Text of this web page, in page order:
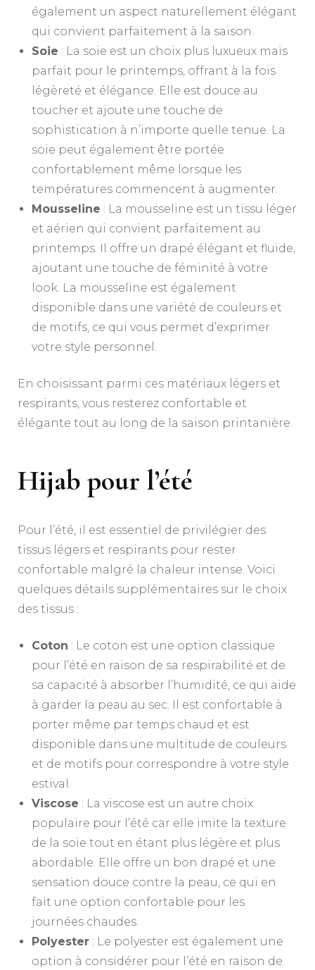
également un aspect naturellement élégant
qui convient parfaitement à la saison.
Soie : La soie est un choix plus luxueux mais
parfait pour le printemps, offrant à la fois
légèreté et élégance. Elle est douce au
toucher et ajoute une touche de
sophistication à n’importe quelle tenue. La
soie peut également être portée
confortablement même lorsque les
températures commencent à augmenter.
Mousseline : La mousseline est un tissu léger
et aérien qui convient parfaitement au
printemps. Il offre un drapé élégant et fluide,
ajoutant une touche de féminité à votre
look. La mousseline est également
disponible dans une variété de couleurs et
de motifs, ce qui vous permet d’exprimer
votre style personnel.
En choisissant parmi ces matériaux légers et
respirants, vous resterez confortable et
élégante tout au long de la saison printanière.
Hijab pour l’été
Pour l’été, il est essentiel de privilégier des
tissus légers et respirants pour rester
confortable malgré la chaleur intense. Voici
quelques détails supplémentaires sur le choix
des tissus :
Coton : Le coton est une option classique
pour l’été en raison de sa respirabilité et de
sa capacité à absorber l’humidité, ce qui aide
à garder la peau au sec. Il est confortable à
porter même par temps chaud et est
disponible dans une multitude de couleurs
et de motifs pour correspondre à votre style
estival.
Viscose : La viscose est un autre choix
populaire pour l’été car elle imite la texture
de la soie tout en étant plus légère et plus
abordable. Elle offre un bon drapé et une
sensation douce contre la peau, ce qui en
fait une option confortable pour les
journées chaudes.
Polyester : Le polyester est également une
option à considérer pour l’été en raison de